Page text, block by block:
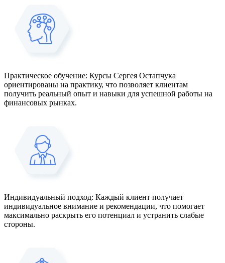
Практическое обучение: Курсы Сергея Остапчука
ориентированы на практику, что позволяет клиентам
получить реальный опыт и навыки для успешной работы на
финансовых рынках.
Индивидуальный подход: Каждый клиент получает
индивидуальное внимание и рекомендации, что помогает
максимально раскрыть его потенциал и устранить слабые
стороны.